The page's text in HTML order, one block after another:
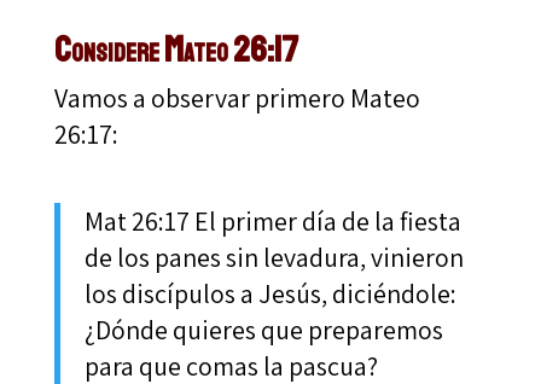
Considere Mateo 26:17
Vamos a observar primero Mateo
26:17:
Mat 26:17 El primer día de la fiesta
de los panes sin levadura, vinieron
los discípulos a Jesús, diciéndole:
¿Dónde quieres que preparemos
para que comas la pascua?